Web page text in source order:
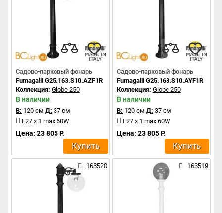
Садово-парковый фонарь
Fumagalli G25.163.S10.AZF1R
Коллекция: Globe 250
В наличии
В: 120 см Д: 37 см
E27 x 1 max 60W
Цена: 23 805 Р.
Купить
Садово-парковый фонарь
Fumagalli G25.163.S10.AYF1R
Коллекция: Globe 250
В наличии
В: 120 см Д: 37 см
E27 x 1 max 60W
Цена: 23 805 Р.
Купить
163520 163519